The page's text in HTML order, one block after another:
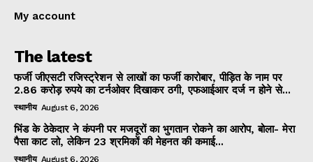
My account
The latest
फर्जी जीएसटी रजिस्ट्रेशन से लाखों का फर्जी कारोबार, पीड़ित के नाम पर
2.86 करोड़ रुपये का टर्नओवर दिखाकर ठगी, एफआईआर दर्ज न होने से...
स्थानीय August 6, 2026
भिंड के ठेकेदार ने कंपनी पर मजदूरों का भुगतान रोकने का आरोप, बोला- मेरा
पैसा काट लो, लेकिन 23 श्रमिकों की मेहनत की कमाई...
स्थानीय August 6, 2026